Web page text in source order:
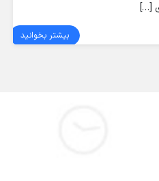
[…]
بیشتر بخوانید